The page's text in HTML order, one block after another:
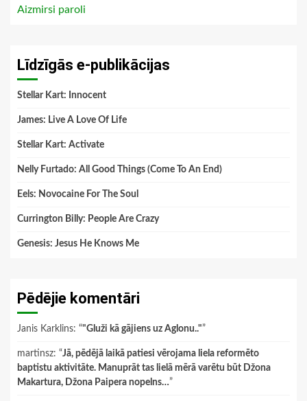
Aizmirsi paroli
Līdzīgās e-publikācijas
Stellar Kart: Innocent
James: Live A Love Of Life
Stellar Kart: Activate
Nelly Furtado: All Good Things (Come To An End)
Eels: Novocaine For The Soul
Currington Billy: People Are Crazy
Genesis: Jesus He Knows Me
Pēdējie komentāri
Janis Karklins: “"Gluži kā gājiens uz Aglonu.."”
martinsz: “Jā, pēdējā laikā patiesi vērojama liela reformēto
baptistu aktivitāte. Manuprāt tas lielā mērā varētu būt Džona
Makartura, Džona Paipera nopelns…”